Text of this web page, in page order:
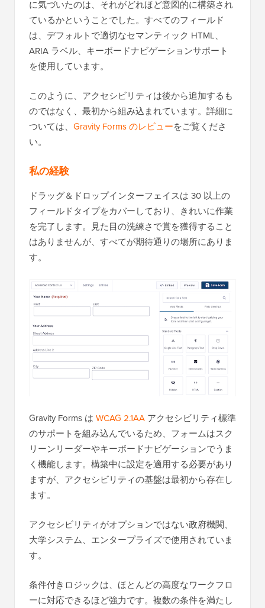
に気づいたのは、それがどれほど意図的に構築され
ているかということでした。すべてのフィールド
は、デフォルトで適切なセマンティック HTML、
ARIA ラベル、キーボードナビゲーションサポート
を使用しています。
このように、アクセシビリティは後から追加するも
のではなく、最初から組み込まれています。詳細に
ついては、 Gravity Forms のレビューをご覧くださ
い。
私の経験
ドラッグ＆ドロップインターフェイスは 30 以上の
フィールドタイプをカバーしており、きれいに作業
を完了します。見た目の洗練さで賞を獲得すること
はありませんが、すべてが期待通りの場所にありま
す。
Gravity Forms は WCAG 2.1AA アクセシビリティ標準
のサポートを組み込んでいるため、フォームはスク
リーンリーダーやキーボードナビゲーションでうま
く機能します。構築中に設定を適用する必要があり
ますが、アクセシビリティの基盤は最初から存在し
ます。
アクセシビリティがオプションではない政府機関、
大学システム、エンタープライズで使用されていま
す。
条件付きロジックは、ほとんどの高度なワークフロ
ーに対応できるほど強力です。複数の条件を満たし